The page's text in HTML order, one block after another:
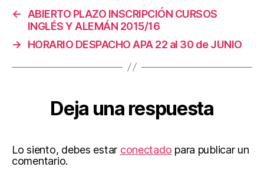
←
ABIERTO PLAZO INSCRIPCIÓN CURSOS
INGLÉS Y ALEMÁN 2015/16
→
HORARIO DESPACHO APA 22 al 30 de JUNIO
Deja una respuesta
Lo siento, debes estar conectado para publicar un
comentario.